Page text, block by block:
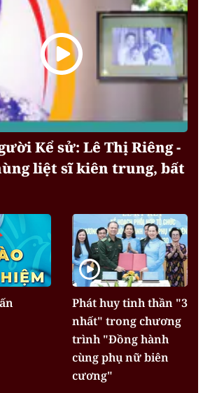
Kể sử: Lê Thị Riêng -
liệt sĩ kiên trung, bất
Phát huy tinh thần "3
nhất" trong chương
trình "Đồng hành
cùng phụ nữ biên
cương"